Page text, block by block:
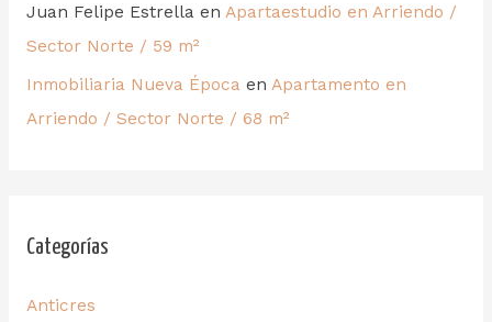
Juan Felipe Estrellaen Apartaestudio en Arriendo /
Sector Norte / 59 m²
Inmobiliaria Nueva Época en Apartamento en
Arriendo / Sector Norte / 68 m²
Categorías
Anticres